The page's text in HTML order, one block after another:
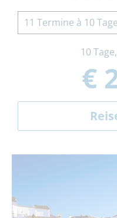
11 Termine à 10 Tage
10
€